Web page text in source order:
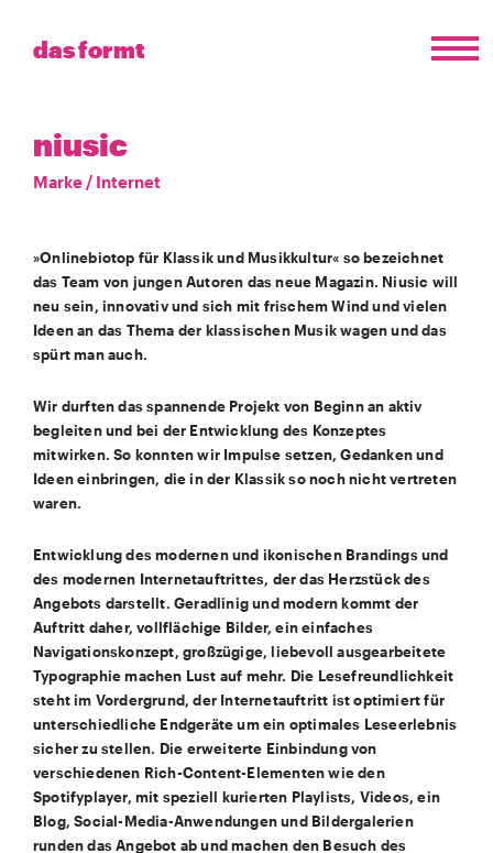
das formt
niusic
Marke / Internet
»Onlinebiotop für Klassik und Musikkultur« so bezeichnet
das Team von jungen Autoren das neue Magazin. Niusic will
neu sein, innovativ und sich mit frischem Wind und vielen
Ideen an das Thema der klassischen Musik wagen und das
spürt man auch.
Wir durften das spannende Projekt von Beginn an aktiv
begleiten und bei der Entwicklung des Konzeptes
mitwirken. So konnten wir Impulse setzen, Gedanken und
Ideen einbringen, die in der Klassik so noch nicht vertreten
waren.
Entwicklung des modernen und ikonischen Brandings und
des modernen Internetauftrittes, der das Herzstück des
Angebots darstellt. Geradlinig und modern kommt der
Auftritt daher, vollflächige Bilder, ein einfaches
Navigationskonzept, großzügige, liebevoll ausgearbeitete
Typographie machen Lust auf mehr. Die Lesefreundlichkeit
steht im Vordergrund, der Internetauftritt ist optimiert für
unterschiedliche Endgeräte um ein optimales Leseerlebnis
sicher zu stellen. Die erweiterte Einbindung von
verschiedenen Rich-Content-Elementen wie den
Spotifyplayer, mit speziell kurierten Playlists, Videos, ein
Blog, Social-Media-Anwendungen und Bildergalerien
runden das Angebot ab und machen den Besuch des